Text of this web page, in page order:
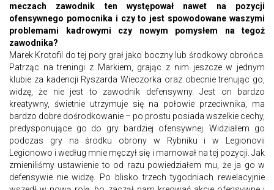
meczach zawodnik ten występował nawet na pozycji
ofensywnego pomocnika i czy to jest spowodowane waszymi
problemami kadrowymi czy nowym pomysłem na tegoż
zawodnika?
Marek Krotofil do tej pory grał jako boczny lub środkowy obrońca.
Patrząc na treningi z Markiem, grając z nim jeszcze w jednym
klubie za kadencji Ryszarda Wieczorka oraz obecnie trenując go,
widzę, że nie jest to zawodnik defensywny. Jest on bardzo
kreatywny, świetnie utrzymuje się na połowie przeciwnika, ma
bardzo dobre dośrodkowanie – po prostu posiada wszelkie cechy,
predysponujące go do gry bardziej ofensywnej. Widziałem go
podczas gry na środku obrony w Rybniku i w Legionovii
Legionowo i według mnie męczył się i marnował na tej pozycji. Jak
zmieniliśmy ustawienie to od razu powiedziałem mu, że ja go w
defensywie nie widzę. Po blisko trzech tygodniach rewelacyjnie